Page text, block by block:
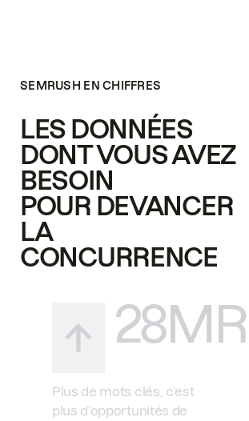
SEMRUSH EN CHIFFRES
LES DONNÉES
DONT VOUS AVEZ
BESOIN
POUR DEVANCER
LA
CONCURRENCE
Plus de mots clés, c’est
plus d’opportunités de